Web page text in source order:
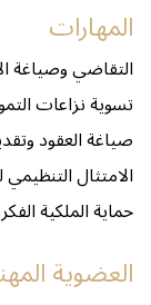
المهارات
التقاضي وصياغة
تسوية نزاعات
صياغة العقود
الامتثال
حماية الملكية
العضوية